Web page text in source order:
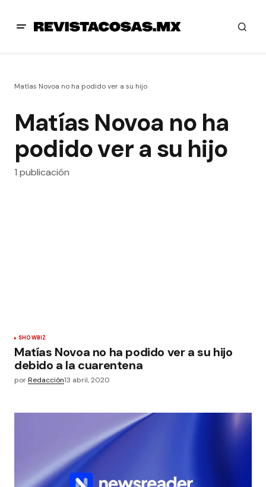
Matías Novoa no ha podido ver a su hijo
Matías Novoa no ha
podido ver a su hijo
1 publicación
SHOWBIZ
Matías Novoa no ha podido ver a su hijo
debido a la cuarentena
porRedacción13 abril, 2020